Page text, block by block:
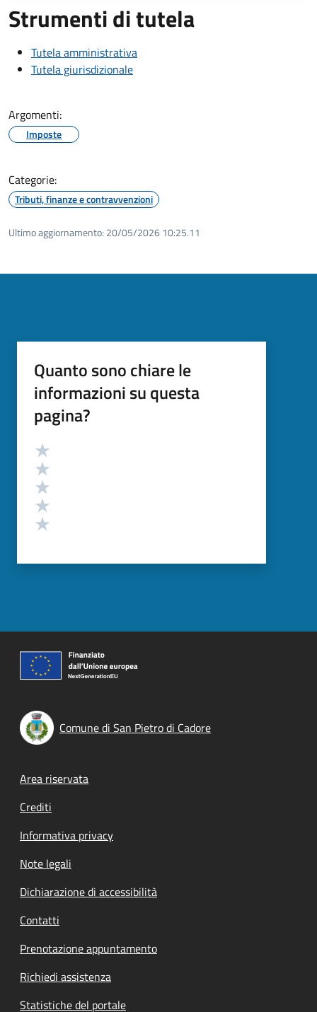
Strumenti di tutela
Tutela amministrativa
Tutela giurisdizionale
Argomenti:
Imposte
Categorie:
Tributi, finanze e contravvenzioni
Ultimo aggiornamento: 20/05/2026 10:25.11
Quanto sono chiare le
informazioni su questa
pagina?
Valutazione
Comune di San Pietro di Cadore
Footer menu
Area riservata
Crediti
Informativa privacy
Note legali
Dichiarazione di accessibilità
Contatti
Prenotazione appuntamento
Richiedi assistenza
Statistiche del portale